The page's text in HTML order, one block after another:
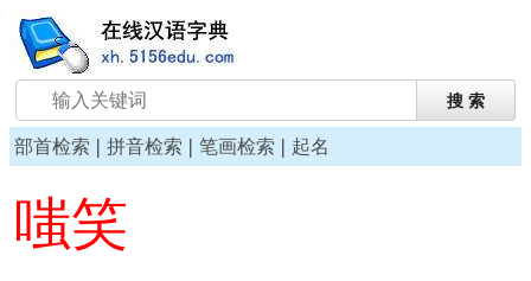
部首检索 | 拼音检索 | 笔画检索 | 起名
嗤笑